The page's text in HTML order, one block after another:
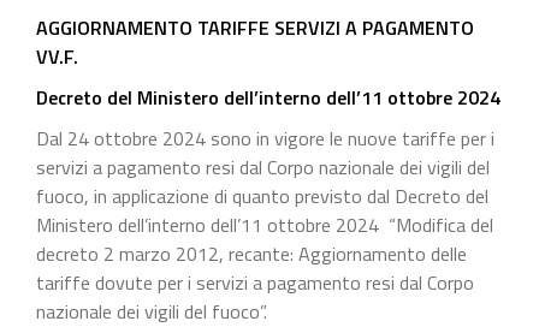
AGGIORNAMENTO TARIFFE SERVIZI A PAGAMENTO
VV.F.
Decreto del Ministero dell’interno dell’11 ottobre 2024
Dal 24 ottobre 2024 sono in vigore le nuove tariffe per i
servizi a pagamento resi dal Corpo nazionale dei vigili del
fuoco, in applicazione di quanto previsto dal Decreto del
Ministero dell’interno dell’11 ottobre 2024 “Modifica del
decreto 2 marzo 2012, recante: Aggiornamento delle
tariffe dovute per i servizi a pagamento resi dal Corpo
nazionale dei vigili del fuoco”.